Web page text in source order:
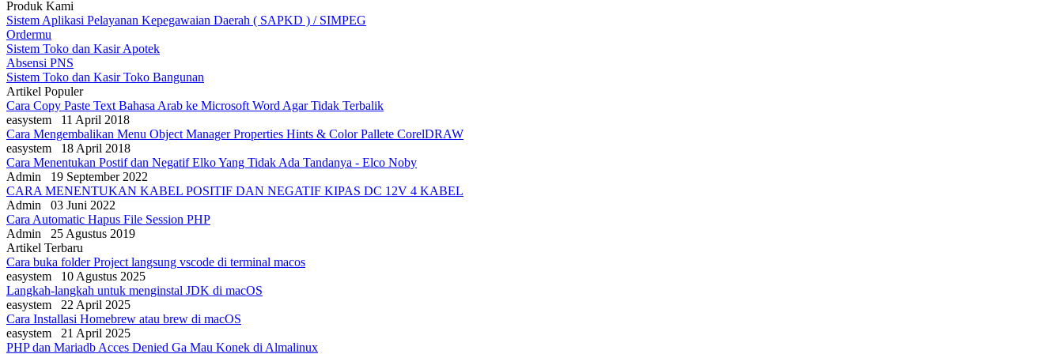
Produk Kami
Sistem Aplikasi Pelayanan Kepegawaian Daerah ( SAPKD ) / SIMPEG
Ordermu
Sistem Toko dan Kasir Apotek
Absensi PNS
Sistem Toko dan Kasir Toko Bangunan
Artikel Populer
Cara Copy Paste Text Bahasa Arab ke Microsoft Word Agar Tidak Terbalik
easystem 11 April 2018
Cara Mengembalikan Menu Object Manager Properties Hints & Color Pallete CorelDRAW
easystem 18 April 2018
Cara Menentukan Postif dan Negatif Elko Yang Tidak Ada Tandanya - Elco Noby
Admin 19 September 2022
CARA MENENTUKAN KABEL POSITIF DAN NEGATIF KIPAS DC 12V 4 KABEL
Admin 03 Juni 2022
Cara Automatic Hapus File Session PHP
Admin 25 Agustus 2019
Artikel Terbaru
Cara buka folder Project langsung vscode di terminal macos
easystem 10 Agustus 2025
Langkah-langkah untuk menginstal JDK di macOS
easystem 22 April 2025
Cara Installasi Homebrew atau brew di macOS
easystem 21 April 2025
PHP dan Mariadb Acces Denied Ga Mau Konek di Almalinux